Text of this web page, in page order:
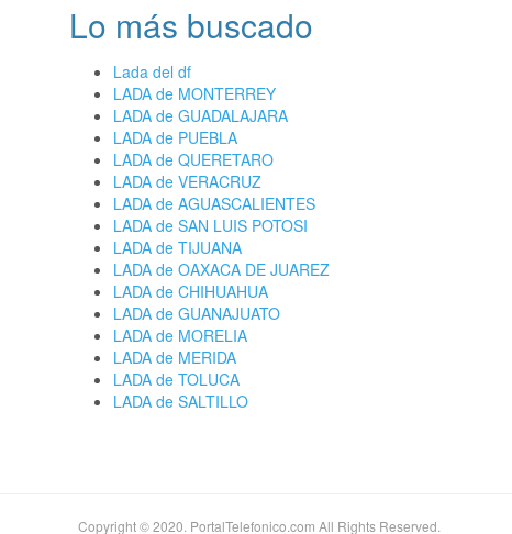
Lo más buscado
Lada del df
LADA de MONTERREY
LADA de GUADALAJARA
LADA de PUEBLA
LADA de QUERETARO
LADA de VERACRUZ
LADA de AGUASCALIENTES
LADA de SAN LUIS POTOSI
LADA de TIJUANA
LADA de OAXACA DE JUAREZ
LADA de CHIHUAHUA
LADA de GUANAJUATO
LADA de MORELIA
LADA de MERIDA
LADA de TOLUCA
LADA de SALTILLO
Copyright © 2020. PortalTelefonico.com All Rights Reserved.